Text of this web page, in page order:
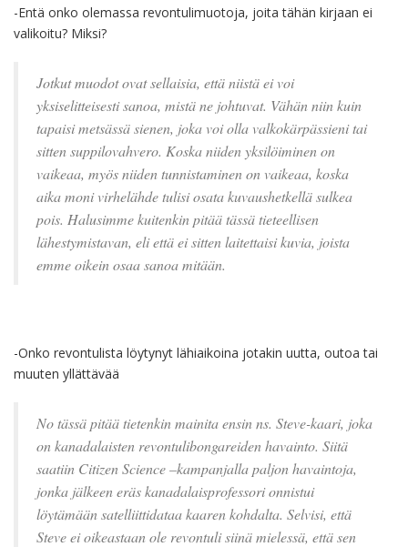
-Entä onko olemassa revontulimuotoja, joita tähän kirjaan ei
valikoitu? Miksi?
Jotkut muodot ovat sellaisia, että niistä ei voi
yksiselitteisesti sanoa, mistä ne johtuvat. Vähän niin kuin
tapaisi metsässä sienen, joka voi olla valkokärpässieni tai
sitten suppilovahvero. Koska niiden yksilöiminen on
vaikeaa, myös niiden tunnistaminen on vaikeaa, koska
aika moni virhelähde tulisi osata kuvaushetkellä sulkea
pois. Halusimme kuitenkin pitää tässä tieteellisen
lähestymistavan, eli että ei sitten laitettaisi kuvia, joista
emme oikein osaa sanoa mitään.
-Onko revontulista löytynyt lähiaikoina jotakin uutta, outoa tai
muuten yllättävää
No tässä pitää tietenkin mainita ensin ns. Steve-kaari, joka
on kanadalaisten revontulibongareiden havainto. Siitä
saatiin Citizen Science –kampanjalla paljon havaintoja,
jonka jälkeen eräs kanadalaisprofessori onnistui
löytämään satelliittidataa kaaren kohdalta. Selvisi, että
Steve ei oikeastaan ole revontuli siinä mielessä, että sen